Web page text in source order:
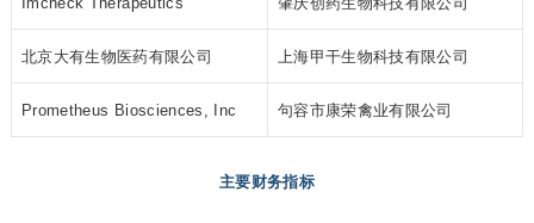
北京大有生物医药有限公司 上海甲干生物科技有限公司
Prometheus Biosciences, Inc 句容市康荣禽业有限公司
主要财务指标